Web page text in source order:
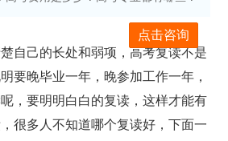
点击咨询
自己的长处和弱项，高考复读不是
要晚毕业一年，晚参加工作一年，
，要明明白白的复读，这样才能有
很多人不知道哪个复读好，下面一